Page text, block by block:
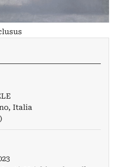
Italia